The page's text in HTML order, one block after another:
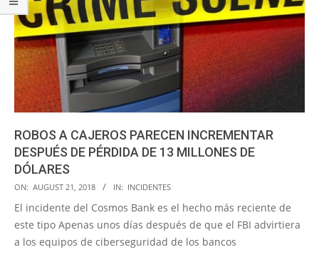
ROBOS A CAJEROS PARECEN INCREMENTAR
DESPUÉS DE PÉRDIDA DE 13 MILLONES DE
DÓLARES
2018-
08-
21
ON: AUGUST 21, 2018 IN: INCIDENTES
El incidente del Cosmos Bank es el hecho más reciente de
este tipo Apenas unos días después de que el FBI advirtiera
a los equipos de ciberseguridad de los bancos